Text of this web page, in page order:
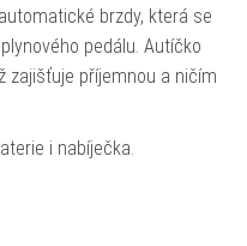
brzdy, která se
pedálu. Autíčko
zajišťuje příjemnou a ničím
i nabíječka.